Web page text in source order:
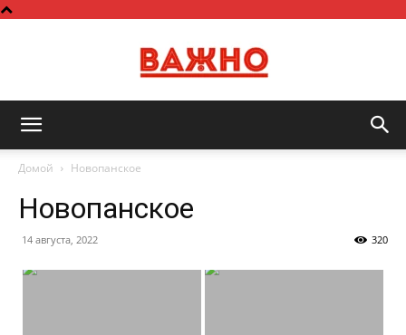
Домой Новопанское
Новопанское
14 августа, 2022 320